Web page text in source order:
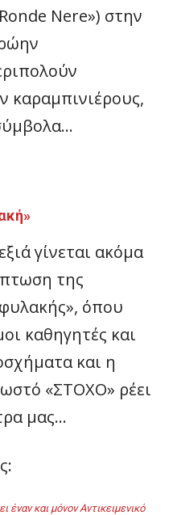
Nere») στην
καραμπινιέρους,
γίνεται ακόμα
της
όπου
καθηγητές και
και η
«ΣΤΟΧΟ» ρέει
μας…
έναν και μόνον Αντικειμενικό